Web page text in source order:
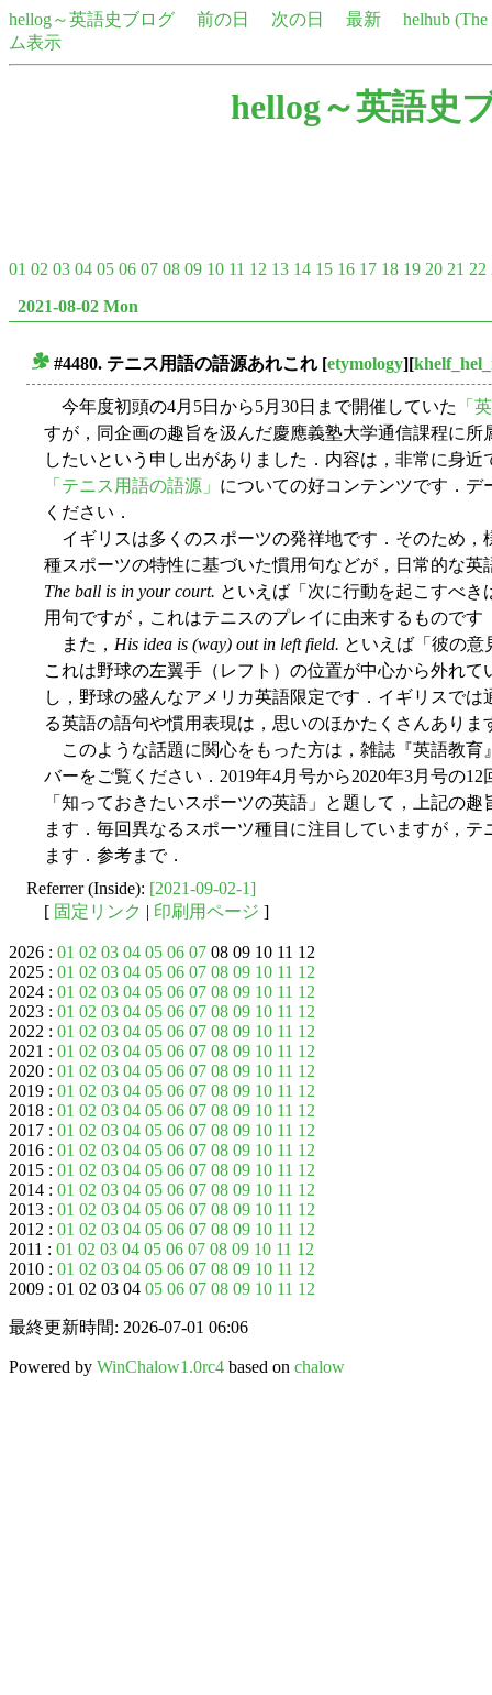
hellog～英語史ブログ 前の日 次の日 最新
helhub
ム表示
hellog～英語史
01 02 03 04 05 06 07 08 09 10 11 12 13 14 15 16 17 18 19 20 21 22
2021-08-02 Mon
#4480. テニス用語の語源あれこれ [etymology][
今年度初頭の4月5日から5月30日まで開催していた
「
すが，同企画の趣旨を汲んだ慶應義塾大学通信課程に
したいという申し出がありました．内容は，非常に身
「テニス用語の語源」 についての好コンテンツです．
ください．
イギリスは多くのスポーツの発祥地です．そのため，
種スポーツの特性に基づいた慣用句などが，日常的な
The ball is in your court. といえば「次に行動を起こすべ
用句ですが，これはテニスのプレイに由来するものです
また， His idea is (way) out in left field. といえば「彼の意
これは野球の左翼手（レフト）の位置が中心から外れ
し，野球の盛んなアメリカ英語限定です．イギリスで
る英語の語句や慣用表現は，思いのほかたくさんありま
このような話題に関心をもった方は，雑誌『英語教育
バーをご覧ください．2019年4月号から2020年3月号の
「知っておきたいスポーツの英語」と題して，上記の
ます．毎回異なるスポーツ種目に注目していますが，テ
ます．参考まで．
Referrer (Inside): [2021-09-02-1]
[ 固定リンク | 印刷用ページ ]
2026 : 01 02 03 04 05 06 07 08 09 10 11 12
2025 : 01 02 03 04 05 06 07 08 09 10 11 12
2024 : 01 02 03 04 05 06 07 08 09 10 11 12
2023 : 01 02 03 04 05 06 07 08 09 10 11 12
2022 : 01 02 03 04 05 06 07 08 09 10 11 12
2021 : 01 02 03 04 05 06 07 08 09 10 11 12
2020 : 01 02 03 04 05 06 07 08 09 10 11 12
2019 : 01 02 03 04 05 06 07 08 09 10 11 12
2018 : 01 02 03 04 05 06 07 08 09 10 11 12
2017 : 01 02 03 04 05 06 07 08 09 10 11 12
2016 : 01 02 03 04 05 06 07 08 09 10 11 12
2015 : 01 02 03 04 05 06 07 08 09 10 11 12
2014 : 01 02 03 04 05 06 07 08 09 10 11 12
2013 : 01 02 03 04 05 06 07 08 09 10 11 12
2012 : 01 02 03 04 05 06 07 08 09 10 11 12
2011 : 01 02 03 04 05 06 07 08 09 10 11 12
2010 : 01 02 03 04 05 06 07 08 09 10 11 12
2009 : 01 02 03 04 05 06 07 08 09 10 11 12
最終更新時間: 2026-07-01 06:06
Powered by WinChalow1.0rc4 based on chalow